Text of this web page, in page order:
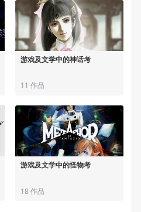
游戏及文学中的神话考
11 作品
游戏及文学中的怪物考
18 作品